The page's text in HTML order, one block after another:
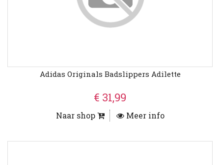
Adidas Originals Badslippers Adilette
€ 31,99
Naar shop Meer info